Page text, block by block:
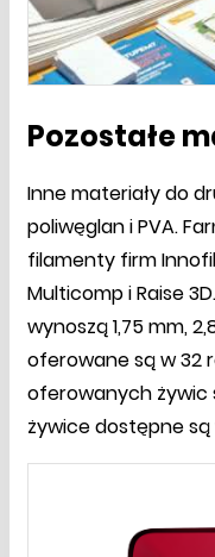
Pozostałe
Inne materiały do
poliwęglan i PVA.
filamenty firm
Multicomp i Raise
wynoszą 1,75 mm,
oferowane są w 32
oferowanych żywic
żywice dostępne są